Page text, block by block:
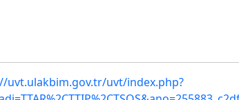
uvt.ulakbim.gov.tr/uvt/index.php?